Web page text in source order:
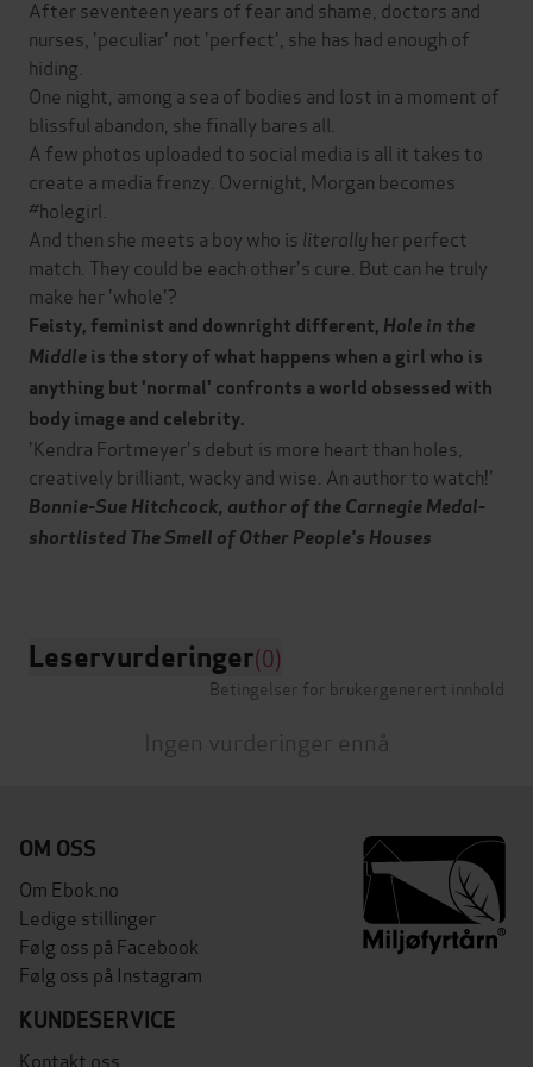
After seventeen years of fear and shame, doctors and
nurses, 'peculiar' not 'perfect', she has had enough of
hiding.
One night, among a sea of bodies and lost in a moment of
blissful abandon, she finally bares all.
A few photos uploaded to social media is all it takes to
create a media frenzy. Overnight, Morgan becomes
#holegirl.
And then she meets a boy who is literallyher perfect
match. They could be each other's cure. But can he truly
make her 'whole'?
Feisty, feminist and downright different, Hole in the
Middleis the story of what happens when a girl who is
anything but 'normal' confronts a world obsessed with
body image and celebrity.
'Kendra Fortmeyer's debut is more heart than holes,
creatively brilliant, wacky and wise. An author to watch!'
Bonnie-Sue Hitchcock, author of the Carnegie Medal-
shortlisted The Smell of Other People's Houses
Leservurderinger(0)
Betingelser for brukergenerert innhold
Ingen vurderinger ennå
OM OSS
Om Ebok.no
Ledige stillinger
Følg oss på Facebook
Følg oss på Instagram
KUNDESERVICE
Kontakt oss